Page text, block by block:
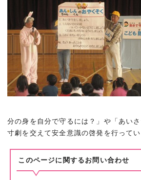
分の身を自分で守るには？」や「あいさ
寸劇を交えて安全意識の啓発を行ってい
このページに関する お問い合わせ